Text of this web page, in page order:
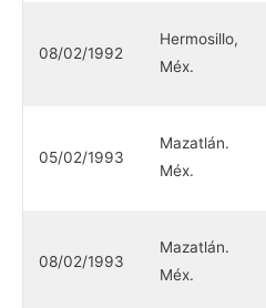
08/02/1992
Hermosillo,
Méx.
05/02/1993
Mazatlán.
Méx.
08/02/1993
Mazatlán.
Méx.